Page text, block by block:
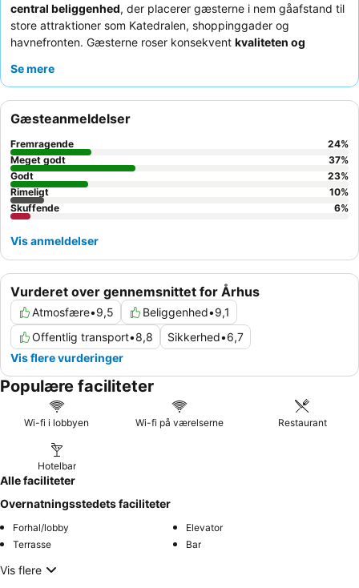
central beliggenhed, der placerer gæsterne i nem gåafstand til
store attraktioner som Katedralen, shoppinggader og
havnefronten. Gæsterne roser konsekvent kvaliteten og
som "fantastisk" og "meget god".
ophold kan du overveje at anmode om et værelse, der vender
væk fra de livlige gader for at minimere natlig støj.
Se mere
Vurderet over gennemsnittet for Århus
Atmosfære•9,5 Beliggenhed•9,1
Offentlig transport•8,8 Sikkerhed•6,7
Vis flere vurderinger
Gæsteanmeldelser
Fremragende 24%
Meget godt
37%
Godt
23%
Rimeligt
10%
Skuffende
6%
Vis anmeldelser
Populære faciliteter
Wi-fi i lobbyen Wi-fi på værelserne Restaurant
Hotelbar
Alle faciliteter
Overnatningsstedets faciliteter
Forhal/lobby
Elevator
Terrasse
Bar
Vis flere